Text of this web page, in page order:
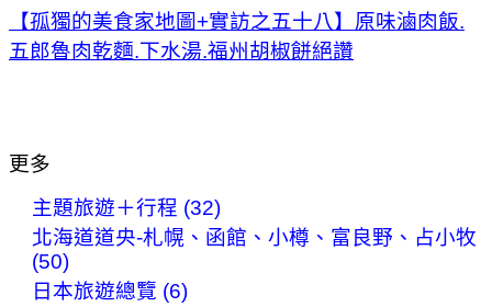
【孤獨的美食家地圖+實訪之五十八】原味滷肉飯.
五郎魯肉乾麵.下水湯.福州胡椒餅絕讚
更多
主題旅遊＋行程 (32)
北海道道央-札幌、函館、小樽、富良野、占小牧
(50)
日本旅遊總覽 (6)